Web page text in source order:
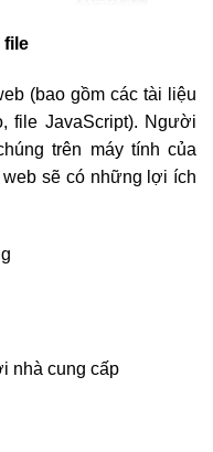
file
(bao gồm các tài liệu
file JavaScript). Người
trên máy tính của
sẽ có những lợi ích
nhà cung cấp